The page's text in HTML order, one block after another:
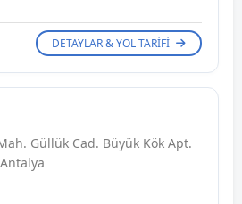
DETAYLAR & YOL TARIFI
Güllük Cad. Büyük Kök Apt.